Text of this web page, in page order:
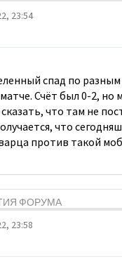
23:54
спад по
Счёт был 0-2,
что там не
что
против такой
ФОРУМА
23:58